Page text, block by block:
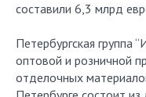
составили 6,3 млрд
Петербургская группа
оптовой и розничной
отделочных